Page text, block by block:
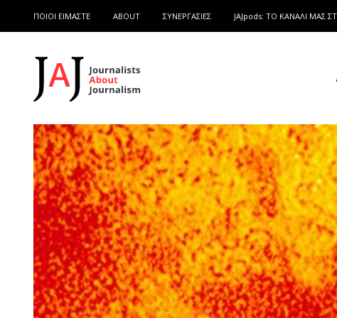
ΠΟΙΟΙ ΕΙΜΑΣΤΕ ABOUT ΣΥΝΕΡΓΑΣΙΕΣ JAJpods: TO ΚΑΝΑΛΙ ΜΑΣ